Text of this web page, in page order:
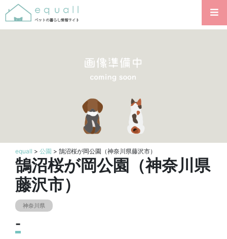
equall > 公園 > 鵠沼桜が岡公園（神奈川県藤沢市）
鵠沼桜が岡公園（神奈川県
藤沢市）
神奈川県
-